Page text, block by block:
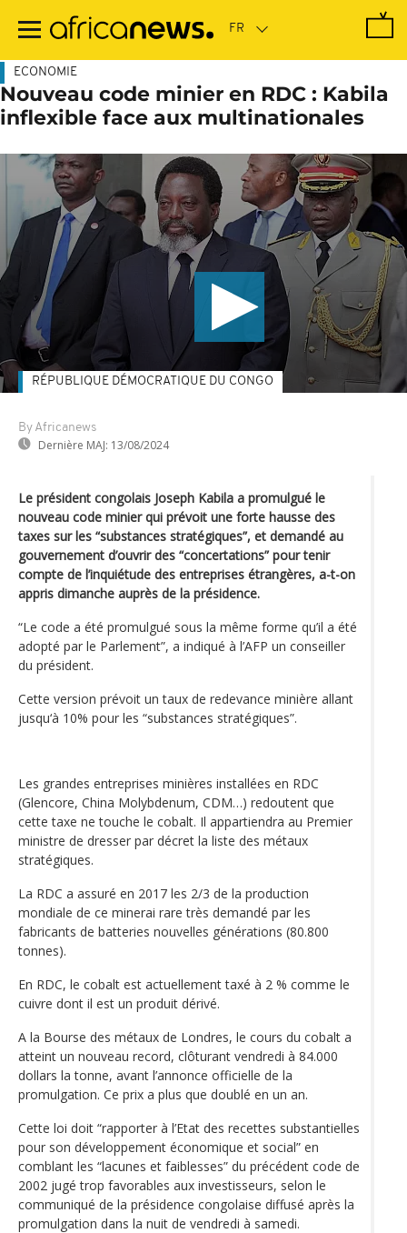
contenu
ECONOMIE
Nouveau code minier en RDC : Kabila
inflexible face aux multinationales
By Africanews
Dernière MAJ: 13/08/2024
RÉPUBLIQUE DÉMOCRATIQUE DU CONGO
Le président congolais Joseph Kabila a promulgué le
nouveau code minier qui prévoit une forte hausse des
taxes sur les “substances stratégiques”, et demandé au
gouvernement d’ouvrir des “concertations” pour tenir
compte de l’inquiétude des entreprises étrangères, a-t-on
appris dimanche auprès de la présidence.
“Le code a été promulgué sous la même forme qu’il a été
adopté par le Parlement”, a indiqué à l’AFP un conseiller
du président.
Cette version prévoit un taux de redevance minière allant
jusqu‘à 10% pour les “substances stratégiques”.
Les grandes entreprises minières installées en RDC
(Glencore, China Molybdenum, CDM…) redoutent que
cette taxe ne touche le cobalt. Il appartiendra au Premier
ministre de dresser par décret la liste des métaux
stratégiques.
La RDC a assuré en 2017 les 2/3 de la production
mondiale de ce minerai rare très demandé par les
fabricants de batteries nouvelles générations (80.800
tonnes).
En RDC, le cobalt est actuellement taxé à 2 % comme le
cuivre dont il est un produit dérivé.
A la Bourse des métaux de Londres, le cours du cobalt a
atteint un nouveau record, clôturant vendredi à 84.000
dollars la tonne, avant l’annonce officielle de la
promulgation. Ce prix a plus que doublé en un an.
Cette loi doit “rapporter à l’Etat des recettes substantielles
pour son développement économique et social” en
comblant les “lacunes et faiblesses” du précédent code de
2002 jugé trop favorables aux investisseurs, selon le
communiqué de la présidence congolaise diffusé après la
promulgation dans la nuit de vendredi à samedi.